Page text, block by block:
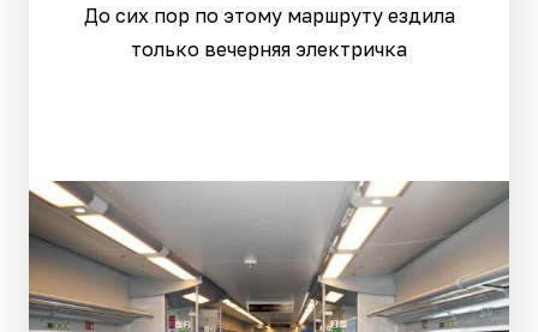
До сих пор по этому маршруту ездила
только вечерняя электричка